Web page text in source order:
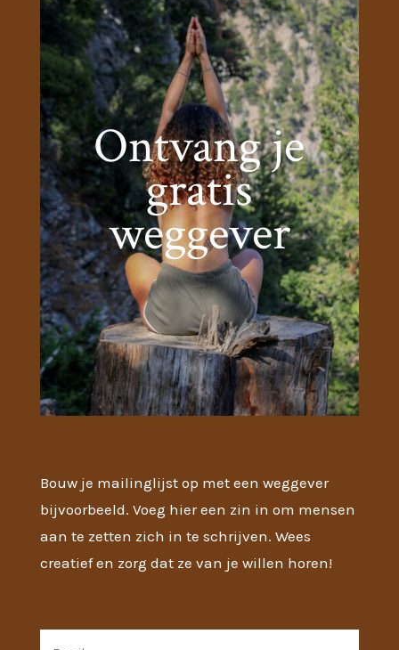
Ontvang je
gratis
weggever
Bouw je mailinglijst op met een weggever
bijvoorbeeld. Voeg hier een zin in om mensen
aan te zetten zich in te schrijven. Wees
creatief en zorg dat ze van je willen horen!